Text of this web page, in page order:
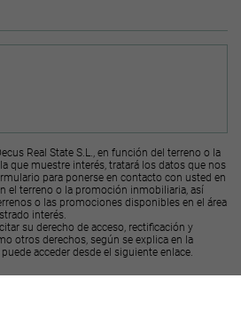
Real State S.L., en función del terreno o la
que muestre interés, tratará los datos que nos
para ponerse en contacto con usted en
el terreno o la promoción inmobiliaria, así
o las promociones disponibles en el área
interés.
su derecho de acceso, rectificación y
otros derechos, según se explica en la
acceder desde el siguiente enlace.